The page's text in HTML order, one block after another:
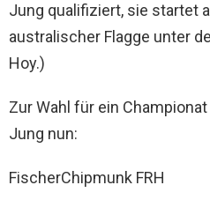
Jung qualifiziert, sie startet
australischer Flagge unter
Hoy.)
Zur Wahl für ein
Jung nun:
FischerChipmunk FRH